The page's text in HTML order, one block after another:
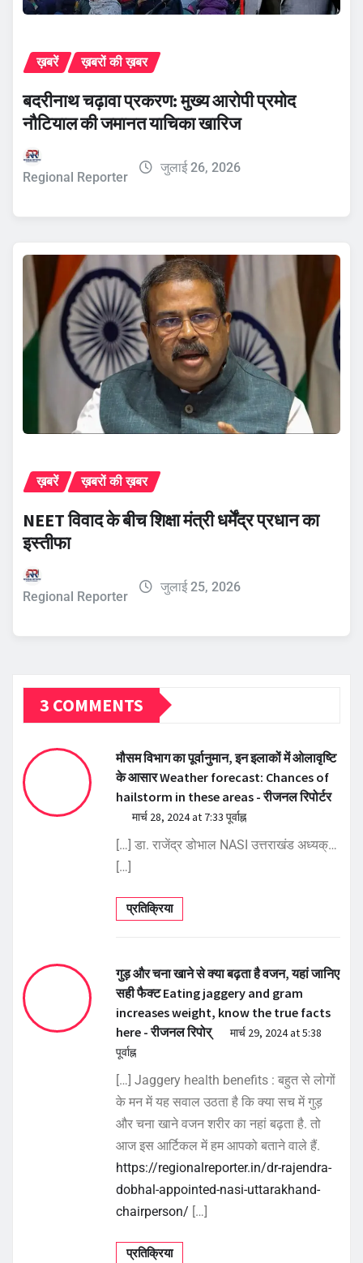
ख़बरें ख़बरों की ख़बर
बदरीनाथ चढ़ावा प्रकरण: मुख्य आरोपी प्रमोद
नौटियाल की जमानत याचिका खारिज
Regional Reporter
जुलाई 26, 2026
ख़बरें ख़बरों की ख़बर
NEET विवाद के बीच शिक्षा मंत्री धर्मेंद्र प्रधान का
इस्तीफा
Regional Reporter
जुलाई 25, 2026
3 COMMENTS
मौसम विभाग का पूर्वानुमान, इन इलाकों में ओलावृष्टि
के आसार Weather forecast: Chances of
hailstorm in these areas - रीजनल रिपोर्टर
मार्च 28, 2024 at 7:33 पूर्वाह्न
[…] डा. राजेंद्र डोभाल NASI उत्तराखंड अध्यक्…
[…]
प्रतिक्रिया
गुड़ और चना खाने से क्या बढ़ता है वजन, यहां जानिए
सही फैक्ट Eating jaggery and gram
increases weight, know the true facts
here - रीजनल रिपोर्
मार्च 29, 2024 at 5:38
पूर्वाह्न
[…] Jaggery health benefits : बहुत से लोगों
के मन में यह सवाल उठता है कि क्या सच में गुड़
और चना खाने वजन शरीर का नहां बढ़ता है. तो
आज इस आर्टिकल में हम आपको बताने वाले हैं.
https://regionalreporter.in/dr-rajendra-
dobhal-appointed-nasi-uttarakhand-
chairperson/ […]
प्रतिक्रिया